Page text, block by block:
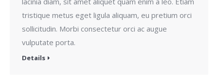
tristique metus eget ligula aliquam, eu pretium orci
sollicitudin. Morbi consectetur orci ac augue
vulputate porta.
Details